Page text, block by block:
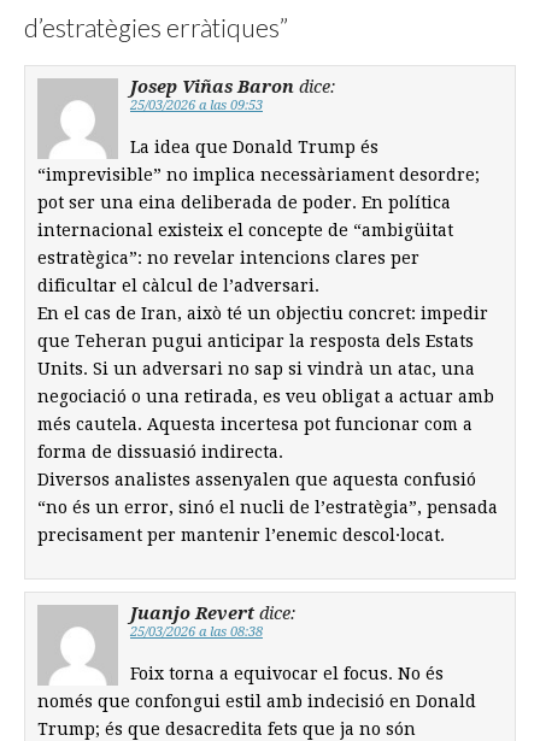
d’estratègies erràtiques”
Josep Viñas Baron dice:
25/03/2026 a las 09:53
La idea que Donald Trump és
“imprevisible” no implica necessàriament desordre;
pot ser una eina deliberada de poder. En política
internacional existeix el concepte de “ambigüitat
estratègica”: no revelar intencions clares per
dificultar el càlcul de l’adversari.
En el cas de Iran, això té un objectiu concret: impedir
que Teheran pugui anticipar la resposta dels Estats
Units. Si un adversari no sap si vindrà un atac, una
negociació o una retirada, es veu obligat a actuar amb
més cautela. Aquesta incertesa pot funcionar com a
forma de dissuasió indirecta.
Diversos analistes assenyalen que aquesta confusió
“no és un error, sinó el nucli de l’estratègia”, pensada
precisament per mantenir l’enemic descol·locat.
Juanjo Revert dice:
25/03/2026 a las 08:38
Foix torna a equivocar el focus. No és
només que confongui estil amb indecisió en Donald
Trump; és que desacredita fets que ja no són